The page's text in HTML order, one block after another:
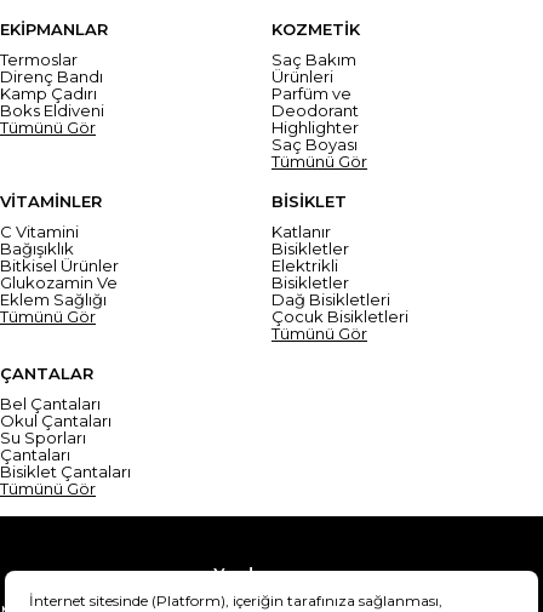
EKİPMANLAR
Termoslar
Direnç Bandı
Kamp Çadırı
Boks Eldiveni
Tümünü Gör
KOZMETİK
Saç Bakım
Ürünleri
Parfüm ve
Deodorant
Highlighter
Saç Boyası
Tümünü Gör
VİTAMİNLER
C Vitamini
Bağışıklık
Bitkisel Ürünler
Glukozamin Ve
Eklem Sağlığı
Tümünü Gör
BİSİKLET
Katlanır
Bisikletler
Elektrikli
Bisikletler
Dağ Bisikletleri
Çocuk Bisikletleri
Tümünü Gör
ÇANTALAR
Bel Çantaları
Okul Çantaları
Su Sporları
Çantaları
Bisiklet Çantaları
Tümünü Gör
Yardım